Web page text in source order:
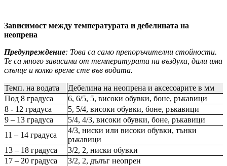
Зависимост между температурата и дебелината на
неопрена
Предупреждение: Това са само препоръчителни стойности.
Те са много зависими от температурата на въздуха, дали има
слънце и колко време сте във водата.
Темп. на водата
Дебелина на неопрена и аксесоарите в мм
Под 8 градуса
6, 6/5, 5, високи обувки, боне, ръкавици
8 - 12 градуса
5, 5/4, високи обувки, боне, ръкавици
9 – 13 градуса
5/4, 4/3, високи обувки, боне, ръкавици
11 – 14 градуса
4/3, ниски или високи обувки, тънки
ръкавици
13 – 18 градуса
3/2, 2, ниски обувки
17 – 20 градуса
3/2, 2, дълъг неопрен